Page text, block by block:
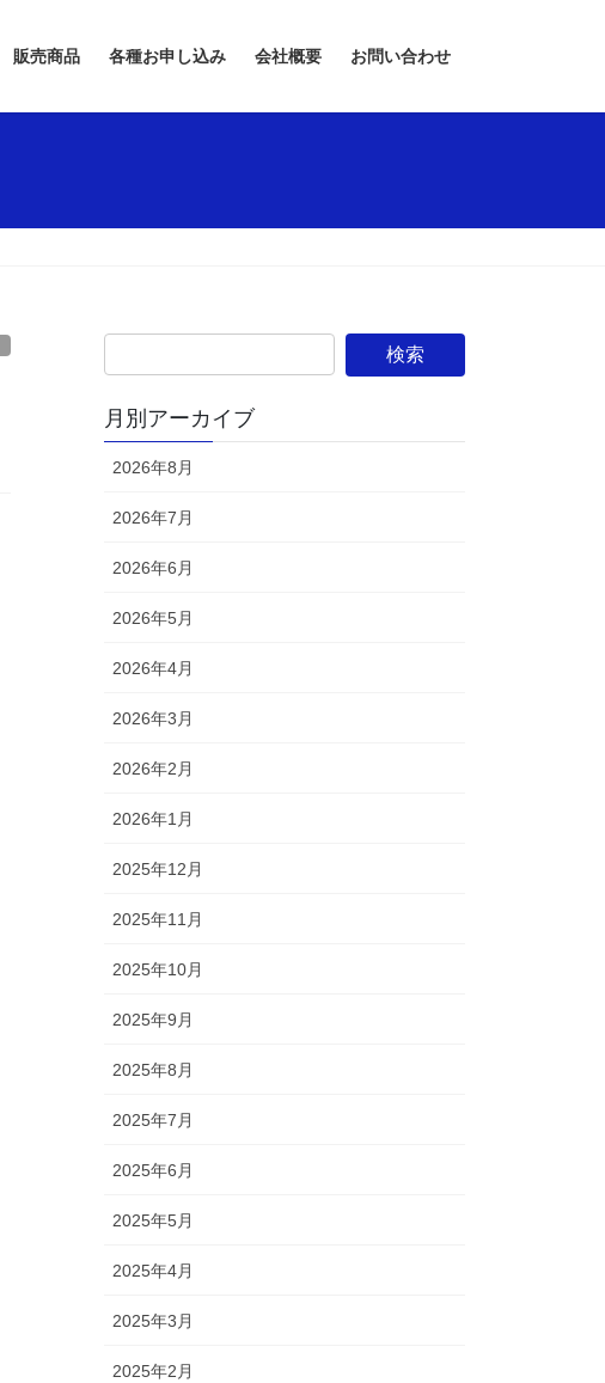
販売商品 各種お申し込み 会社概要 お問い合わせ
月別アーカイブ
2026年8月
2026年7月
2026年6月
2026年5月
2026年4月
2026年3月
2026年2月
2026年1月
2025年12月
2025年11月
2025年10月
2025年9月
2025年8月
2025年7月
2025年6月
2025年5月
2025年4月
2025年3月
2025年2月